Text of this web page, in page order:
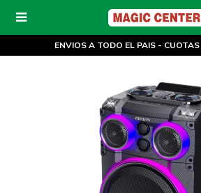

ENVIOS A TODO EL PAIS - CUOTAS